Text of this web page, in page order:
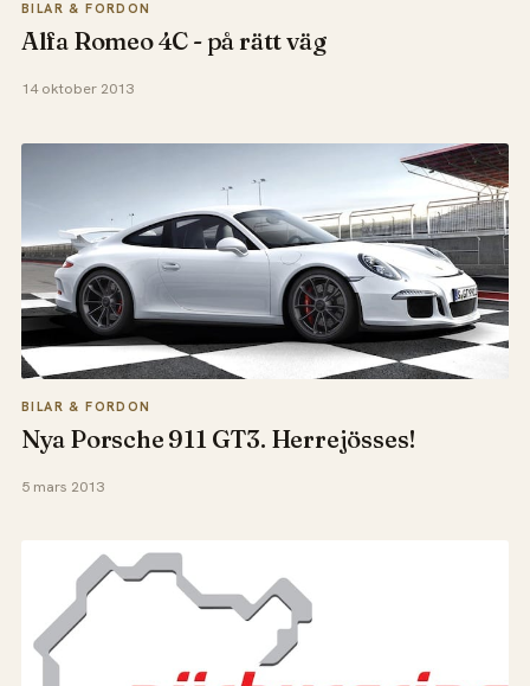
BILAR & FORDON
Alfa Romeo 4C - på rätt väg
14 oktober 2013
BILAR & FORDON
Nya Porsche 911 GT3. Herrejösses!
5 mars 2013